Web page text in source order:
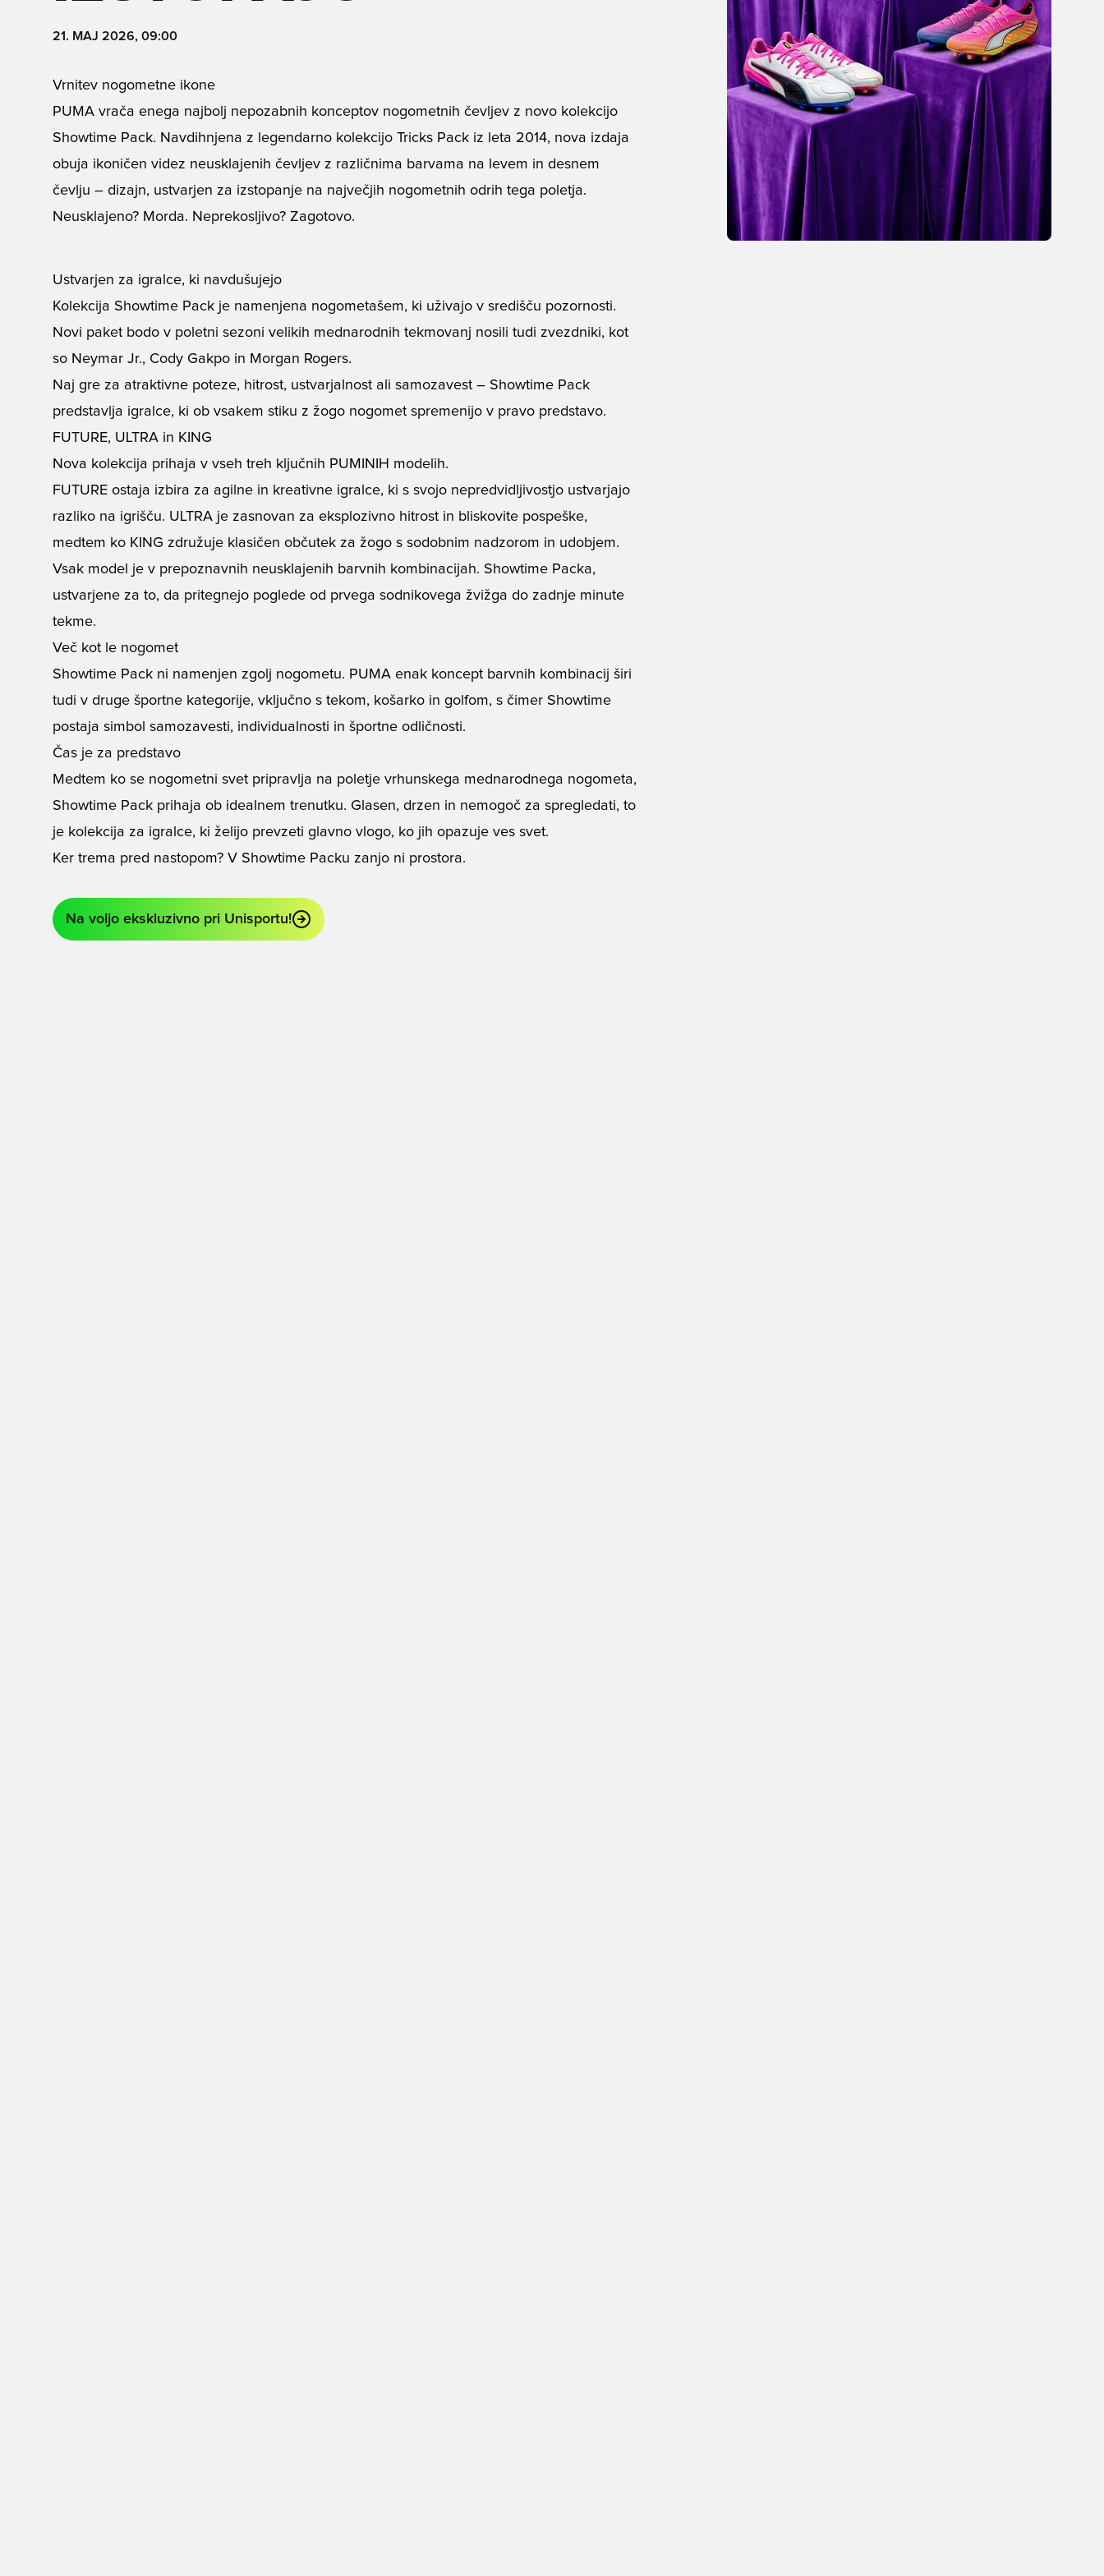
21. MAJ 2026, 09:00
Vrnitev nogometne ikone
PUMA vrača enega najbolj nepozabnih konceptov nogometnih čevljev z novo kolekcijo
Showtime Pack. Navdihnjena z legendarno kolekcijo Tricks Pack iz leta 2014, nova izdaja
obuja ikoničen videz neusklajenih čevljev z različnima barvama na levem in desnem
čevlju – dizajn, ustvarjen za izstopanje na največjih nogometnih odrih tega poletja.
Neusklajeno? Morda. Neprekosljivo? Zagotovo.
Ustvarjen za igralce, ki navdušujejo
Kolekcija Showtime Pack je namenjena nogometašem, ki uživajo v središču pozornosti.
Novi paket bodo v poletni sezoni velikih mednarodnih tekmovanj nosili tudi zvezdniki, kot
so Neymar Jr., Cody Gakpo in Morgan Rogers.
Naj gre za atraktivne poteze, hitrost, ustvarjalnost ali samozavest – Showtime Pack
predstavlja igralce, ki ob vsakem stiku z žogo nogomet spremenijo v pravo predstavo.
FUTURE, ULTRA in KING
Nova kolekcija prihaja v vseh treh ključnih PUMINIH modelih.
FUTURE ostaja izbira za agilne in kreativne igralce, ki s svojo nepredvidljivostjo ustvarjajo
razliko na igrišču. ULTRA je zasnovan za eksplozivno hitrost in bliskovite pospeške,
medtem ko KING združuje klasičen občutek za žogo s sodobnim nadzorom in udobjem.
Vsak model je v prepoznavnih neusklajenih barvnih kombinacijah. Showtime Packa,
ustvarjene za to, da pritegnejo poglede od prvega sodnikovega žvižga do zadnje minute
tekme.
Več kot le nogomet
Showtime Pack ni namenjen zgolj nogometu. PUMA enak koncept barvnih kombinacij širi
tudi v druge športne kategorije, vključno s tekom, košarko in golfom, s čimer Showtime
postaja simbol samozavesti, individualnosti in športne odličnosti.
Čas je za predstavo
Medtem ko se nogometni svet pripravlja na poletje vrhunskega mednarodnega nogometa,
Showtime Pack prihaja ob idealnem trenutku. Glasen, drzen in nemogoč za spregledati, to
je kolekcija za igralce, ki želijo prevzeti glavno vlogo, ko jih opazuje ves svet.
Ker trema pred nastopom? V Showtime Packu zanjo ni prostora.
Na voljo ekskluzivno pri Unisportu!